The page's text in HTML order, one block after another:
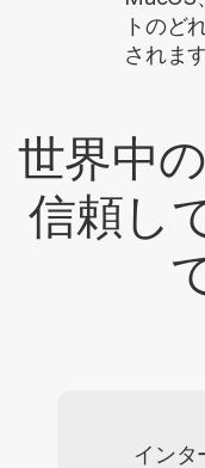
トのど
されます
世界中
信頼し
インタ